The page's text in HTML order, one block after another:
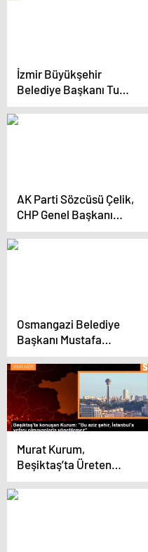
İzmir Büyükşehir
Belediye Başkanı Tunç
Soyer Gençlerle
Buluştu
AK Parti Sözcüsü Çelik,
CHP Genel Başkanı
Özel’i eleştirdi
Osmangazi Belediye
Başkanı Mustafa
Dündar, çarşı esnafı ile
bir araya geldi
Murat Kurum,
Beşiktaş’ta Üreten
İstanbul Büyüten
Türkiye programında